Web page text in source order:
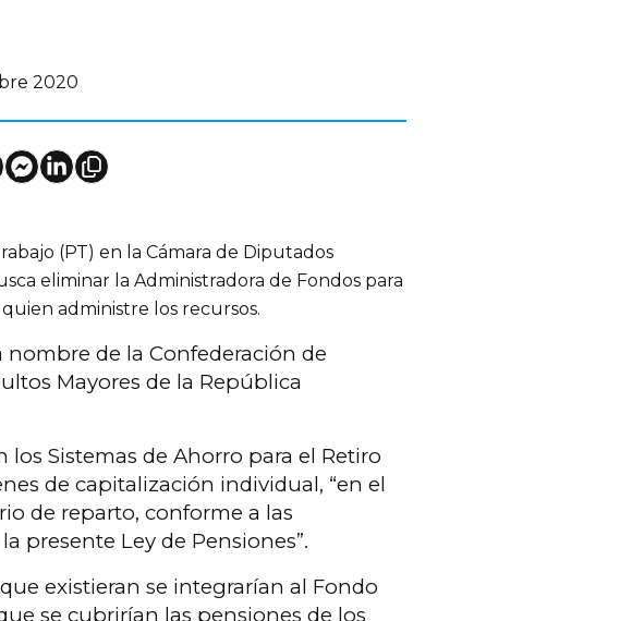
2020
(PT) en la Cámara de Diputados
eliminar la Administradora de Fondos para
administre los recursos.
de la Confederación de
Mayores de la República
Sistemas de Ahorro para el Retiro
de capitalización individual, “en el
de reparto, conforme a las
presente Ley de Pensiones”.
existieran se integrarían al Fondo
se cubrirían las pensiones de los